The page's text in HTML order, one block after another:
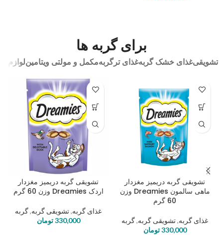
برای گربه ها
تشویقیغذای خشک گربهغذای ترگربهمکمل و مولتی ویتامینلوازم
تشویقی گربه دریمیز مغزدار
ماهی سالمون Dreamies وزن
60 گرم
غذای گربه,تشویقی گربه,گربه
330,000 تومان
تشویقی گربه دریمیز مغزدار
اردک Dreamies وزن 60 گرم
غذای گربه,تشویقی گربه,گربه
330,000 تومان